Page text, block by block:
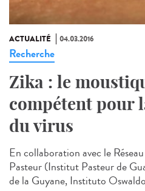
ACTUALITÉ 04.03.2016
Recherche
Zika : le
compétent pour
du virus
En collaboration avec le
Pasteur (Institut Pasteur de
de la Guyane, Instituto